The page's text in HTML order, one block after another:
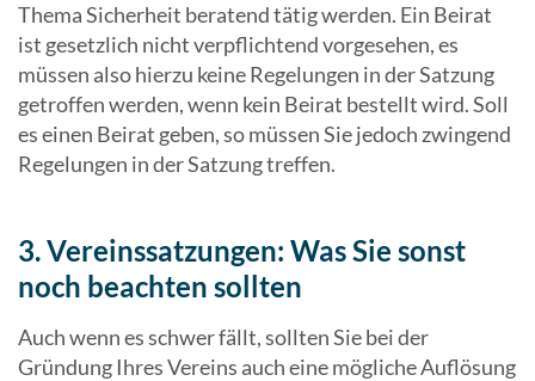
Thema Sicherheit beratend tätig werden. Ein Beirat
ist gesetzlich nicht verpflichtend vorgesehen, es
müssen also hierzu keine Regelungen in der Satzung
getroffen werden, wenn kein Beirat bestellt wird. Soll
es einen Beirat geben, so müssen Sie jedoch zwingend
Regelungen in der Satzung treffen.
3. Vereinssatzungen: Was Sie sonst
noch beachten sollten
Auch wenn es schwer fällt, sollten Sie bei der
Gründung Ihres Vereins auch eine mögliche Auflösung